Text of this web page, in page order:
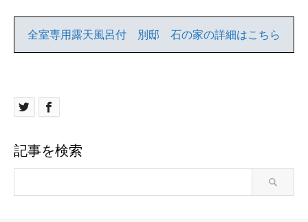
全室専用露天風呂付 別邸 石の家の詳細はこちら
記事を検索